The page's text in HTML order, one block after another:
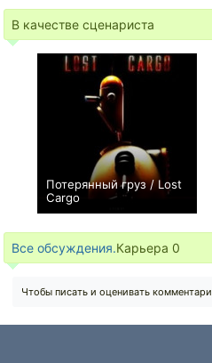
В качестве сценариста
Потерянный груз / Lost
Cargo
+1
Все обсуждения.Карьера 0
Чтобы писать и оценивать